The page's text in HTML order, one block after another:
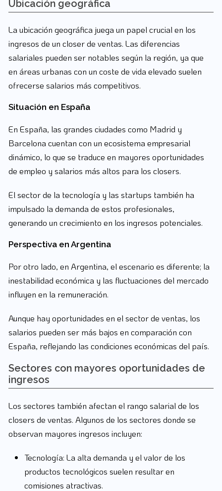
Ubicación geográfica
La ubicación geográfica juega un papel crucial en los
ingresos de un closer de ventas. Las diferencias
salariales pueden ser notables según la región, ya que
en áreas urbanas con un coste de vida elevado suelen
ofrecerse salarios más competitivos.
Situación en España
En España, las grandes ciudades como Madrid y
Barcelona cuentan con un ecosistema empresarial
dinámico, lo que se traduce en mayores oportunidades
de empleo y salarios más altos para los closers.
El sector de la tecnología y las startups también ha
impulsado la demanda de estos profesionales,
generando un crecimiento en los ingresos potenciales.
Perspectiva en Argentina
Por otro lado, en Argentina, el escenario es diferente; la
inestabilidad económica y las fluctuaciones del mercado
influyen en la remuneración.
Aunque hay oportunidades en el sector de ventas, los
salarios pueden ser más bajos en comparación con
España, reflejando las condiciones económicas del país.
Sectores con mayores oportunidades de
ingresos
Los sectores también afectan el rango salarial de los
closers de ventas. Algunos de los sectores donde se
observan mayores ingresos incluyen:
Tecnología: La alta demanda y el valor de los
productos tecnológicos suelen resultar en
comisiones atractivas.